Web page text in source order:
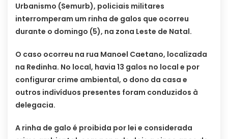
Urbanismo (Semurb), policiais militares
interromperam um rinha de galos que ocorreu
durante o domingo (5), na zona Leste de Natal.
O caso ocorreu na rua Manoel Caetano, localizada
na Redinha. No local, havia 13 galos no local e por
configurar crime ambiental, o dono da casa e
outros indivíduos presentes foram conduzidos à
delegacia.
A rinha de galo é proibida por lei e considerada